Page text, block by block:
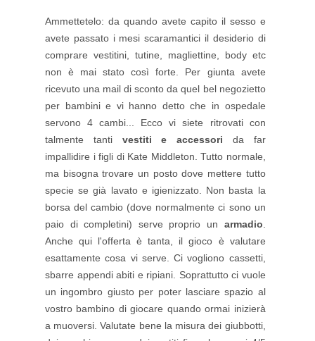
Ammettetelo: da quando avete capito il sesso e
avete passato i mesi scaramantici il desiderio di
comprare vestitini, tutine, magliettine, body etc
non è mai stato così forte. Per giunta avete
ricevuto una mail di sconto da quel bel negozietto
per bambini e vi hanno detto che in ospedale
servono 4 cambi... Ecco vi siete ritrovati con
talmente tantivestiti e accessori da far
impallidire i figli di Kate Middleton. Tutto normale,
ma bisogna trovare un posto dove mettere tutto
specie se già lavato e igienizzato. Non basta la
borsa del cambio (dove normalmente ci sono un
paio di completini) serve proprio un armadio
Anche qui l'offerta è tanta, il gioco è valutare
esattamente cosa vi serve. Ci vogliono cassetti,
sbarre appendi abiti e ripiani. Soprattutto ci vuole
un ingombro giusto per poter lasciare spazio al
vostro bambino di giocare quando ormai inizierà
a muoversi. Valutate bene la misura dei giubbotti,